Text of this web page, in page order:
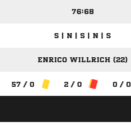
76:68
S | N | S | N | S
ENRICO WILLRICH (22)
57 / 0 2 / 0 0 / 0